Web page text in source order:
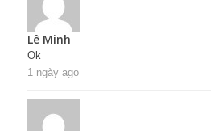
Lê Minh
Ok
1 ngày ago